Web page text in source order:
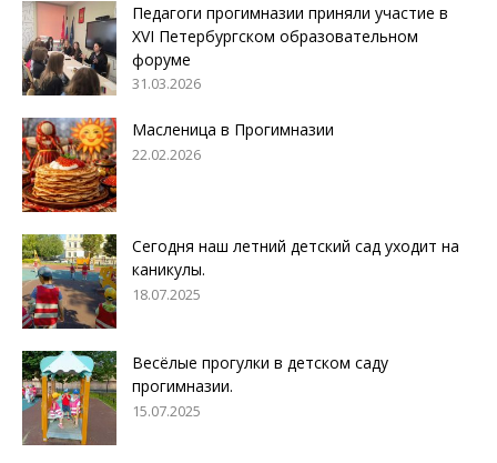
Педагоги прогимназии приняли участие в
XVI Петербургском образовательном
форуме
31.03.2026
Масленица в Прогимназии
22.02.2026
Сегодня наш летний детский сад уходит на
каникулы.
18.07.2025
Весёлые прогулки в детском саду
прогимназии.
15.07.2025